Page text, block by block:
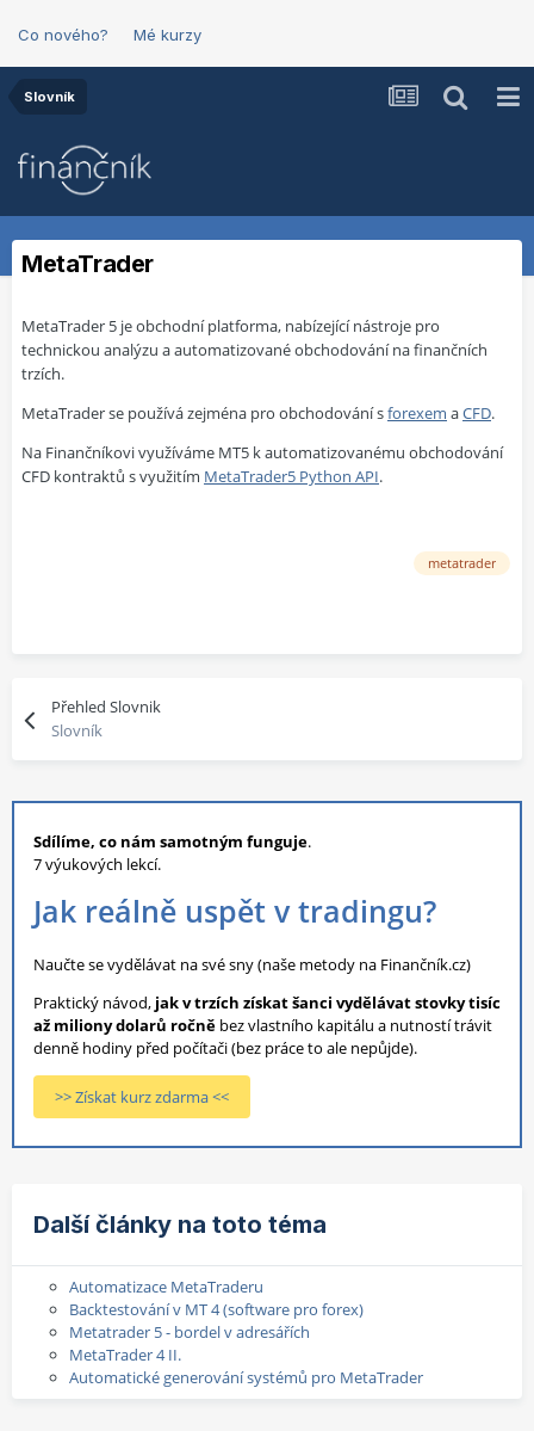
Co nového? Mé kurzy
Slovník
MetaTrader
MetaTrader 5 je obchodní platforma, nabízející nástroje pro
technickou analýzu a automatizované obchodování na finančních
trzích.
MetaTrader se používá zejména pro obchodování sforexem aCFD.
Na Finančníkovi využíváme MT5 k automatizovanému obchodování
CFD kontraktů s využitím MetaTrader5 Python API.
metatrader
Přehled Slovnik
Slovník
Sdílíme, co nám samotným funguje.
7 výukových lekcí.
Jak reálně uspět v tradingu?
Naučte se vydělávat na své sny (naše metody na Finančník.cz)
Praktický návod, jak v trzích získat šanci vydělávat stovky tisíc
až miliony dolarů ročně bez vlastního kapitálu a nutností trávit
denně hodiny před počítači (bez práce to ale nepůjde).
>> Získat kurz zdarma <<
Další články na toto téma
Automatizace MetaTraderu
Backtestování v MT 4 (software pro forex)
Metatrader 5 - bordel v adresářích
MetaTrader 4 II.
Automatické generování systémů pro MetaTrader